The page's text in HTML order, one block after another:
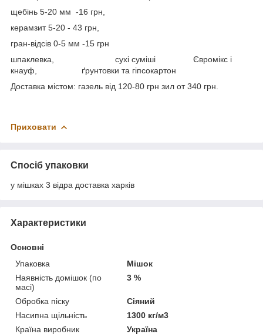
щебінь 5-20 мм -16 грн,
керамзит 5-20 - 43 грн,
гран-відсів 0-5 мм -15 грн
шпаклевка, сухі суміші Євромікс і
кнауф, ґрунтовки та гіпсокартон
Доставка містом: газель від 120-80 грн зил от 340 грн.
Приховати
Спосіб упаковки
у мішках 3 відра доставка харків
Характеристики
Основні
Упаковка
Мішок
Наявність домішок (по
масі)
3 %
Обробка піску
Сіяний
Насипна щільність
1300 кг/м3
Країна виробник
Україна